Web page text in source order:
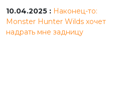
10.04.2025 : Наконец-то:
Monster Hunter Wilds хочет
надрать мне задницу